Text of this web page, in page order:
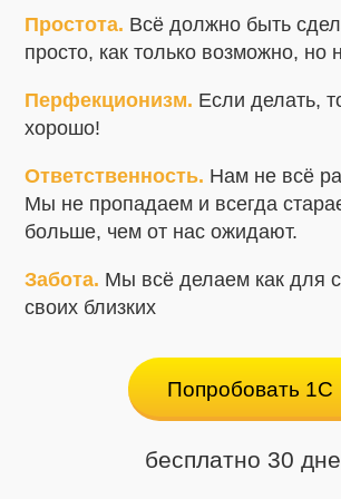
9.Полуавтономная
Этот режим работы позволяет
функций для работы в сети WiFi,
загрузка и выгрузка документов
подключения кабелем. А если
работать автономно.
10.Работа полностью
Поддержка онлайн связи с
Wi-Fi. Позволяет получать
ценах; печатать документы или
создавать новые документы
11.Коллективная работа
Простота. Всё должно быть
просто, как только возможно, но
Перфекционизм. Если делать,
хорошо!
Ответственность. Нам не всё
Мы не пропадаем и всегда
больше, чем от нас ожидают.
Забота. Мы всё делаем как для
своих близких
Попробовать 1С
бесплатно 30